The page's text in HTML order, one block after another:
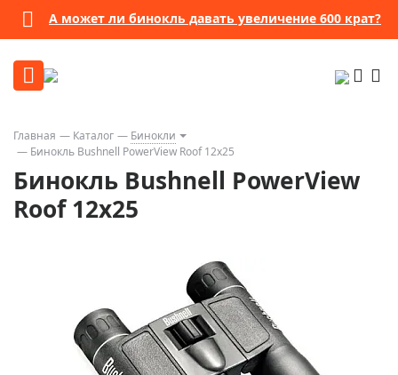
А может ли бинокль давать увеличение 600 крат?
Главная Каталог
Бинокли
Бинокль Bushnell PowerView Roof 12x25
Бинокль Bushnell PowerView
Roof 12x25